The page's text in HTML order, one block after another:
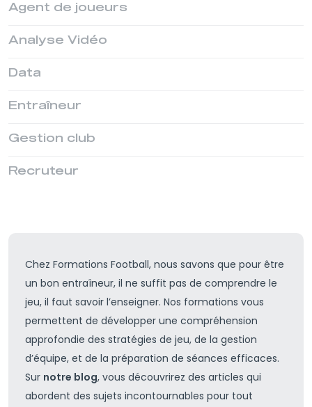
Agent de joueurs
Analyse Vidéo
Data
Entraîneur
Gestion club
Recruteur
Chez Formations Football, nous savons que pour être
un bon entraîneur, il ne suffit pas de comprendre le
jeu, il faut savoir l’enseigner. Nos formations vous
permettent de développer une compréhension
approfondie des stratégies de jeu, de la gestion
d’équipe, et de la préparation de séances efficaces.
Sur notre blog, vous découvrirez des articles qui
abordent des sujets incontournables pour tout